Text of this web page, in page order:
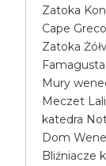
Zatoka
Cape
Zatoka
Mury
Meczet
katedra
Dom
Bliźniacze